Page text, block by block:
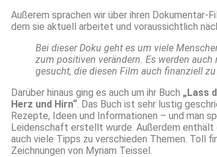
Außerem sprachen wir über ihren Dokumentar-
dem sie aktuell arbeitet und voraussichtlich
Bei dieser Doku geht es um viele
zum positiven verändern. Es werden
gesucht, die diesen Film auch finanziell
Darüber hinaus ging es auch um ihr Buch „Lass
Herz und Hirn“. Das Buch ist sehr lustig
Rezepte, Ideen und Informationen – und man
Leidenschaft erstellt wurde. Außerdem enthält
auch viele Tipps zu verschieden Themen. Toll
Zeichnungen von Myriam Teissel.